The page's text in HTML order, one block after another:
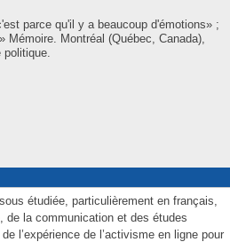
parce qu'il y a beaucoup d'émotions» ;
Montréal (Québec, Canada),
politique.
étudiée, particulièrement en français,
la communication et des études
l’expérience de l’activisme en ligne pour